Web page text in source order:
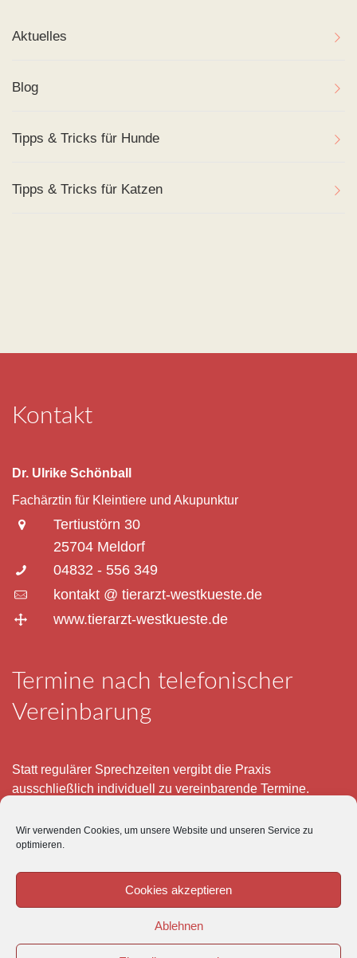
Wir verwenden Cookies, um unsere Website und unseren Service zu
optimieren.
Cookies akzeptieren
Ablehnen
Aktuelles
Blog
Tipps & Tricks für Hunde
Tipps & Tricks für Katzen
Kontakt
Dr. Ulrike Schönball
Fachärztin für Kleintiere und Akupunktur
Tertiustörn 30
25704 Meldorf
04832 - 556 349
kontakt @ tierarzt-westkueste.de
www.tierarzt-westkueste.de
Termine nach telefonischer
Vereinbarung
Statt regulärer Sprechzeiten vergibt die Praxis
ausschließlich individuell zu vereinbarende Termine.
– 12 und 15 – 18 Uhr.
Im Übrigen ist der Tierärztliche Notdienst unter Tel: 0180-